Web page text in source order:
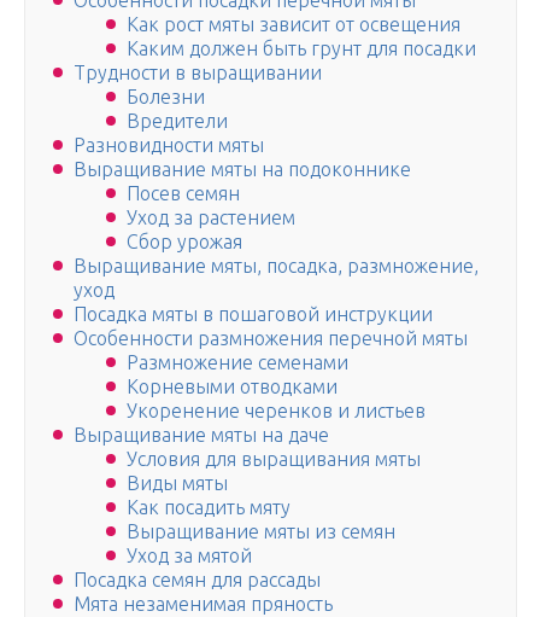
Как рост мяты зависит от освещения
Каким должен быть грунт для посадки
Трудности в выращивании
Болезни
Вредители
Разновидности мяты
Выращивание мяты на подоконнике
Посев семян
Уход за растением
Сбор урожая
Выращивание мяты, посадка, размножение,
уход
Посадка мяты в пошаговой инструкции
Особенности размножения перечной мяты
Размножение семенами
Корневыми отводками
Укоренение черенков и листьев
Выращивание мяты на даче
Условия для выращивания мяты
Виды мяты
Как посадить мяту
Выращивание мяты из семян
Уход за мятой
Посадка семян для рассады
Мята незаменимая пряность